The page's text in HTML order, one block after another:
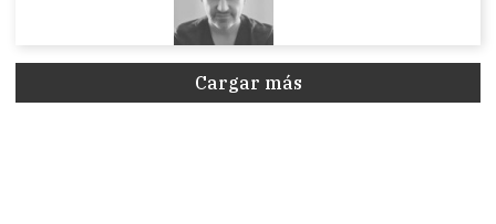
Cargar más